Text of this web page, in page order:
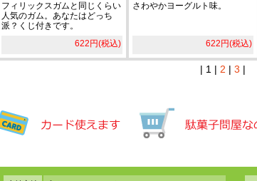
フィリックスガムと同じくらい
人気のガム。あなたはどっち
派？くじ付きです。
622円(税込)
さわやかヨーグルト味。
622円(税込)
| 1 | 2 | 3 |